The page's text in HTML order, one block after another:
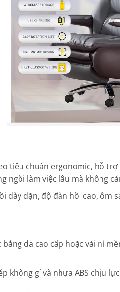
tiêu chuẩn ergonomic, hỗ
ngồi làm việc lâu mà không
dày dặn, độ đàn hồi cao, ôm
da cao cấp hoặc vải nỉ
không gỉ và nhựa ABS chịu